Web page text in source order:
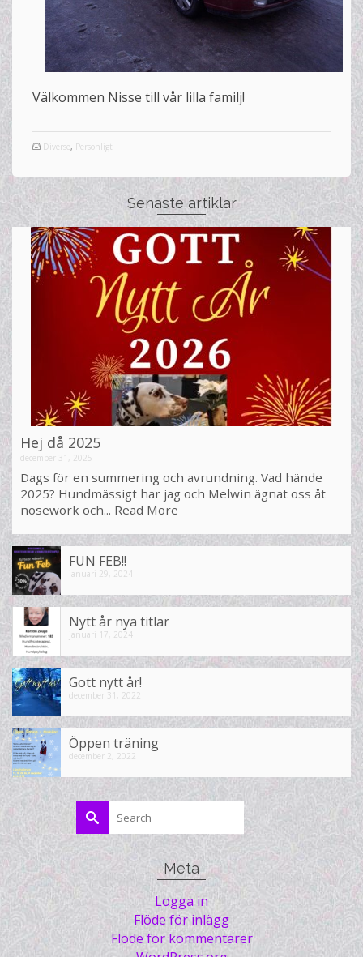
Välkommen Nisse till vår lilla familj!
Diverse, Personligt
Senaste artiklar
Hej då 2025
december 31, 2025
Dags för en summering och avrundning. Vad hände
2025? Hundmässigt har jag och Melwin ägnat oss åt
nosework och... Read More
FUN FEB!!
januari 29, 2024
Nytt år nya titlar
januari 17, 2024
Gott nytt år!
december 31, 2022
Öppen träning
december 2, 2022
Search
for:
Meta
Logga in
Flöde för inlägg
Flöde för kommentarer